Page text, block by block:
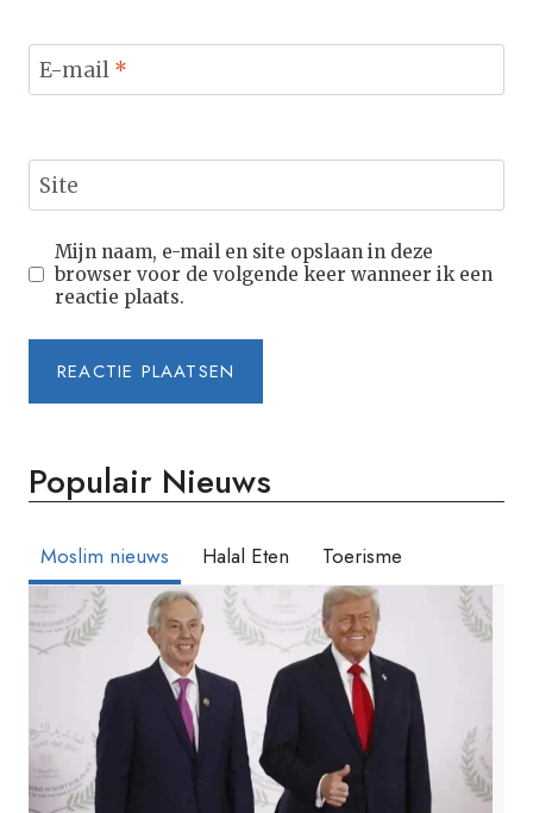
E-mail *
Site
Mijn naam, e-mail en site opslaan in deze
browser voor de volgende keer wanneer ik een
reactie plaats.
Populair Nieuws
Moslim nieuws Halal Eten Toerisme